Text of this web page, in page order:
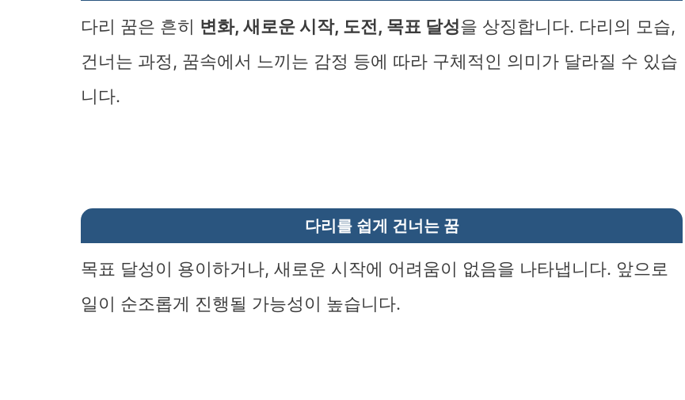
다리 꿈은 흔히 변화, 새로운 시작, 도전, 목표 달성을 상징합니다. 다리의 모습,
건너는 과정, 꿈속에서 느끼는 감정 등에 따라 구체적인 의미가 달라질 수 있습
니다.
다리를 쉽게 건너는 꿈
목표 달성이 용이하거나, 새로운 시작에 어려움이 없음을 나타냅니다. 앞으로
일이 순조롭게 진행될 가능성이 높습니다.